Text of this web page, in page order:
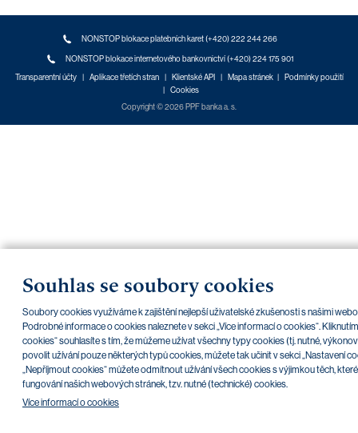
Souhlas se soubory cookies
Soubory cookies využíváme k zajištění nejlepší uživatelské zkušenosti s našimi
Podrobné informace o cookies naleznete v sekci „Více informací o cookies“.
cookies“ souhlasíte s tím, že můžeme užívat všechny typy cookies (tj. nutné,
povolit užívání pouze některých typů cookies, můžete tak učinit v sekci „Nastavení
„Nepříjmout cookies“ můžete odmítnout užívání všech cookies s výjimkou těch,
fungování našich webových stránek, tzv. nutné (technické) cookies.
Více informací o cookies
NONSTOP blokace platebních karet (+420) 222 244 266
NONSTOP blokace internetového bankovnictví (+420) 224 175 901
Transparentní účty | Aplikace třetích stran | Klientské API | Mapa stránek |
Podmínky použití
|
Cookies
Copyright © 2026 PPF banka a. s.